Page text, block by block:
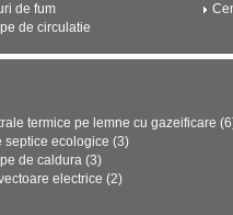
de fum
de circulatie
termice pe lemne cu gazeificare
septice ecologice (3)
de caldura (3)
electrice (2)